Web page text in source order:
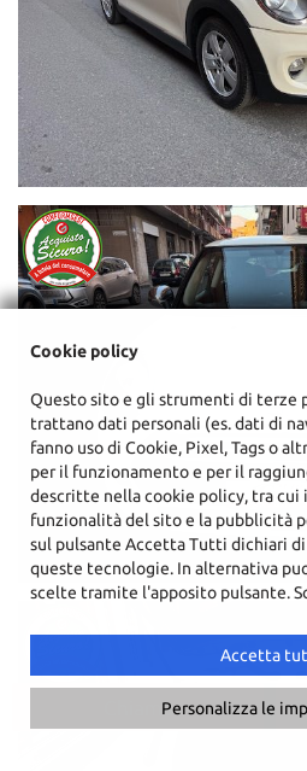
Chiama
Cookie policy
Questo sito e gli strumenti di terze
trattano dati personali (es. dati di
fanno uso di Cookie, Pixel, Tags o
per il funzionamento e per il
descritte nella cookie policy, tra
funzionalità del sito e la pubblicità
sul pulsante Accetta Tutti dichiari
queste tecnologie. In alternativa
scelte tramite l'apposito pulsante.
Accetta
Personalizza le